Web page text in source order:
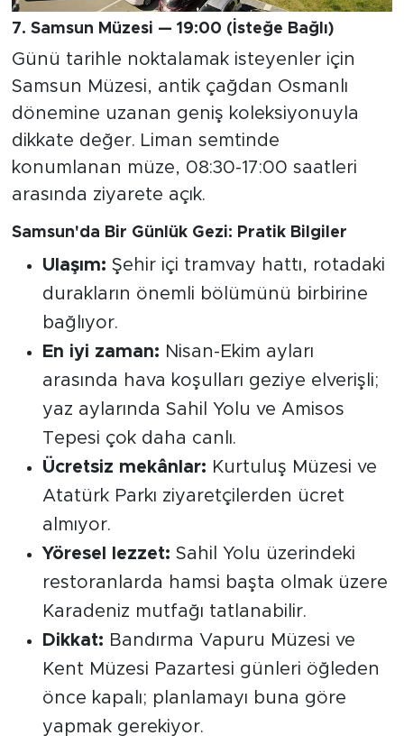
7. Samsun Müzesi — 19:00 (İsteğe Bağlı)
Günü tarihle noktalamak isteyenler için
Samsun Müzesi, antik çağdan Osmanlı
dönemine uzanan geniş koleksiyonuyla
dikkate değer. Liman semtinde
konumlanan müze, 08:30-17:00 saatleri
arasında ziyarete açık.
Samsun'da Bir Günlük Gezi: Pratik Bilgiler
Ulaşım: Şehir içi tramvay hattı, rotadaki
durakların önemli bölümünü birbirine
bağlıyor.
En iyi zaman: Nisan-Ekim ayları
arasında hava koşulları geziye elverişli;
yaz aylarında Sahil Yolu ve Amisos
Tepesi çok daha canlı.
Ücretsiz mekânlar: Kurtuluş Müzesi ve
Atatürk Parkı ziyaretçilerden ücret
almıyor.
Yöresel lezzet: Sahil Yolu üzerindeki
restoranlarda hamsi başta olmak üzere
Karadeniz mutfağı tatlanabilir.
Dikkat: Bandırma Vapuru Müzesi ve
Kent Müzesi Pazartesi günleri öğleden
önce kapalı; planlamayı buna göre
yapmak gerekiyor.